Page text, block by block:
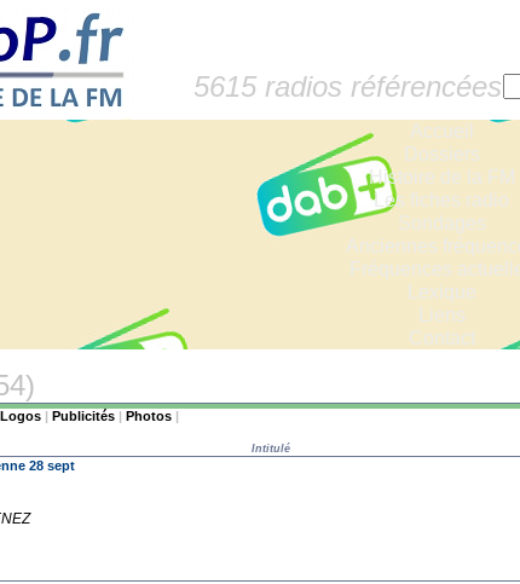
5615 radios référencées
Accueil
Dossiers
Histoire de la FM
Les fiches radio
Sondages
Anciennes
Fréquences
Lexique
Liens
Contact
Logos | Publicités | Photos |
Intitulé
28 sept